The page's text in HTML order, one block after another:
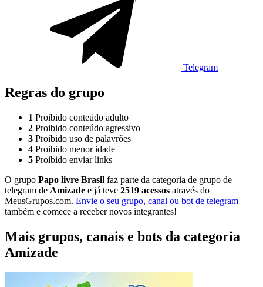
Telegram
Regras do grupo
1 Proibido conteúdo adulto
2 Proibido conteúdo agressivo
3 Proibido uso de palavrões
4 Proibido menor idade
5 Proibido enviar links
O grupo Papo livre Brasil faz parte da categoria de grupo de
telegram de Amizade e já teve 2519 acessos através do
MeusGrupos.com. Envie o seu grupo, canal ou bot de telegram
também e comece a receber novos integrantes!
Mais grupos, canais e bots da categoria
Amizade